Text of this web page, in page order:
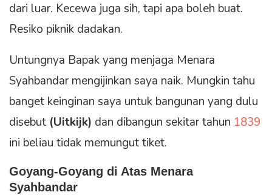
dari luar. Kecewa juga sih, tapi apa boleh buat.
Resiko piknik dadakan.
Untungnya Bapak yang menjaga Menara
Syahbandar mengijinkan saya naik. Mungkin tahu
banget keinginan saya untuk bangunan yang dulu
disebut (Uitkijk) dan dibangun sekitar tahun 1839
ini beliau tidak memungut tiket.
Goyang-Goyang di Atas Menara
Syahbandar